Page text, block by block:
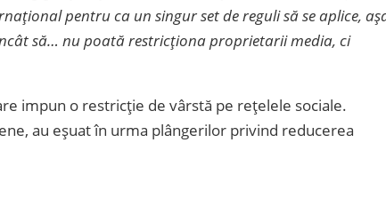
pentru ca un singur set de reguli să se aplice,
să… nu poată restricționa proprietarii media, ci
impun o restricție de vârstă pe rețelele sociale.
au eșuat în urma plângerilor privind reducerea